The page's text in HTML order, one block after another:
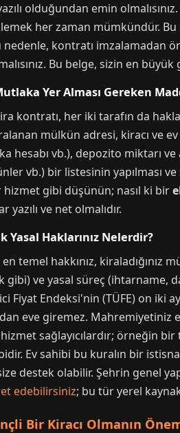
olduğundan emin
her zaman mümkündür.
nedenle, kontratı imzalamadan
Bu belge, sizin en
Yer Alması Gereken
kontratı, her iki tarafın da
mülkün adresi, kiracı ve
hesabı vb.), depozito miktarı
vb.) bir listesinin yapılması
gibi düşünün; nasıl ki bir
yazılı ve net olmalıdır.
Yasal Haklarınız Nelerdir?
temel hakkınız,
gibi) ve yasal süreç (ihtarname,
Fiyat Endeksi'nin (TÜFE) on iki
eve giremez. Mahremiyetiniz
sağlayıcılardır; örneğin bir
Ev sahibi bu kuralın bir
destek olabilir. Şehrin genel
edebilirsiniz; bu tür yerel
Bir Kiracı Olmanın